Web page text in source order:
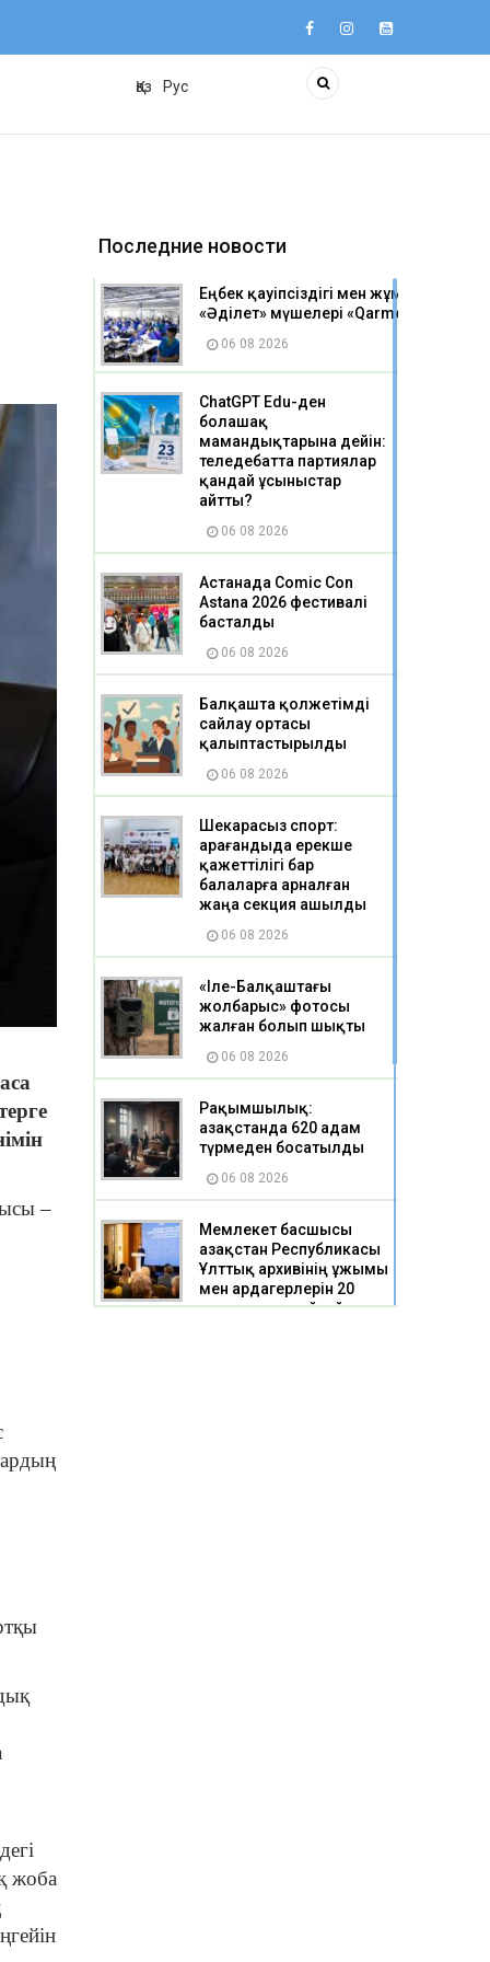
Қаз Рус
–
жоба
Последние новости
Еңбек қауіпсіздігі мен жұмысшылар
«Әділет» мүшелері «Qarmet Service»
06 08 2026
ChatGPT Edu-ден
болашақ
мамандықтарына дейін:
теледебатта партиялар
қандай ұсыныстар
айтты?
06 08 2026
Астанада Comic Con
Astana 2026 фестивалі
басталды
06 08 2026
Балқашта қолжетімді
сайлау ортасы
қалыптастырылды
06 08 2026
Шекарасыз спорт:
Қарағандыда ерекше
қажеттілігі бар
балаларға арналған
жаңа секция ашылды
06 08 2026
«Іле-Балқаштағы
жолбарыс» фотосы
жалған болып шықты
06 08 2026
Рақымшылық:
Қазақстанда 620 адам
түрмеден босатылды
06 08 2026
Мемлекет басшысы
Қазақстан Республикасы
Ұлттық архивінің ұжымы
мен ардагерлерін 20
жылдық мерейтоймен